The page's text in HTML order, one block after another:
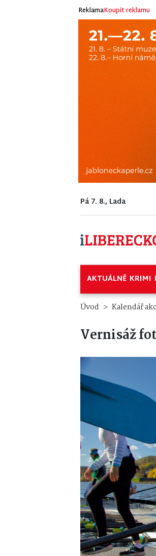
ReklamaKoupit reklamu
Pá 7. 8., Lada
AKTUÁLNĚ KRIMI
Úvod Kalendář
Vernisáž